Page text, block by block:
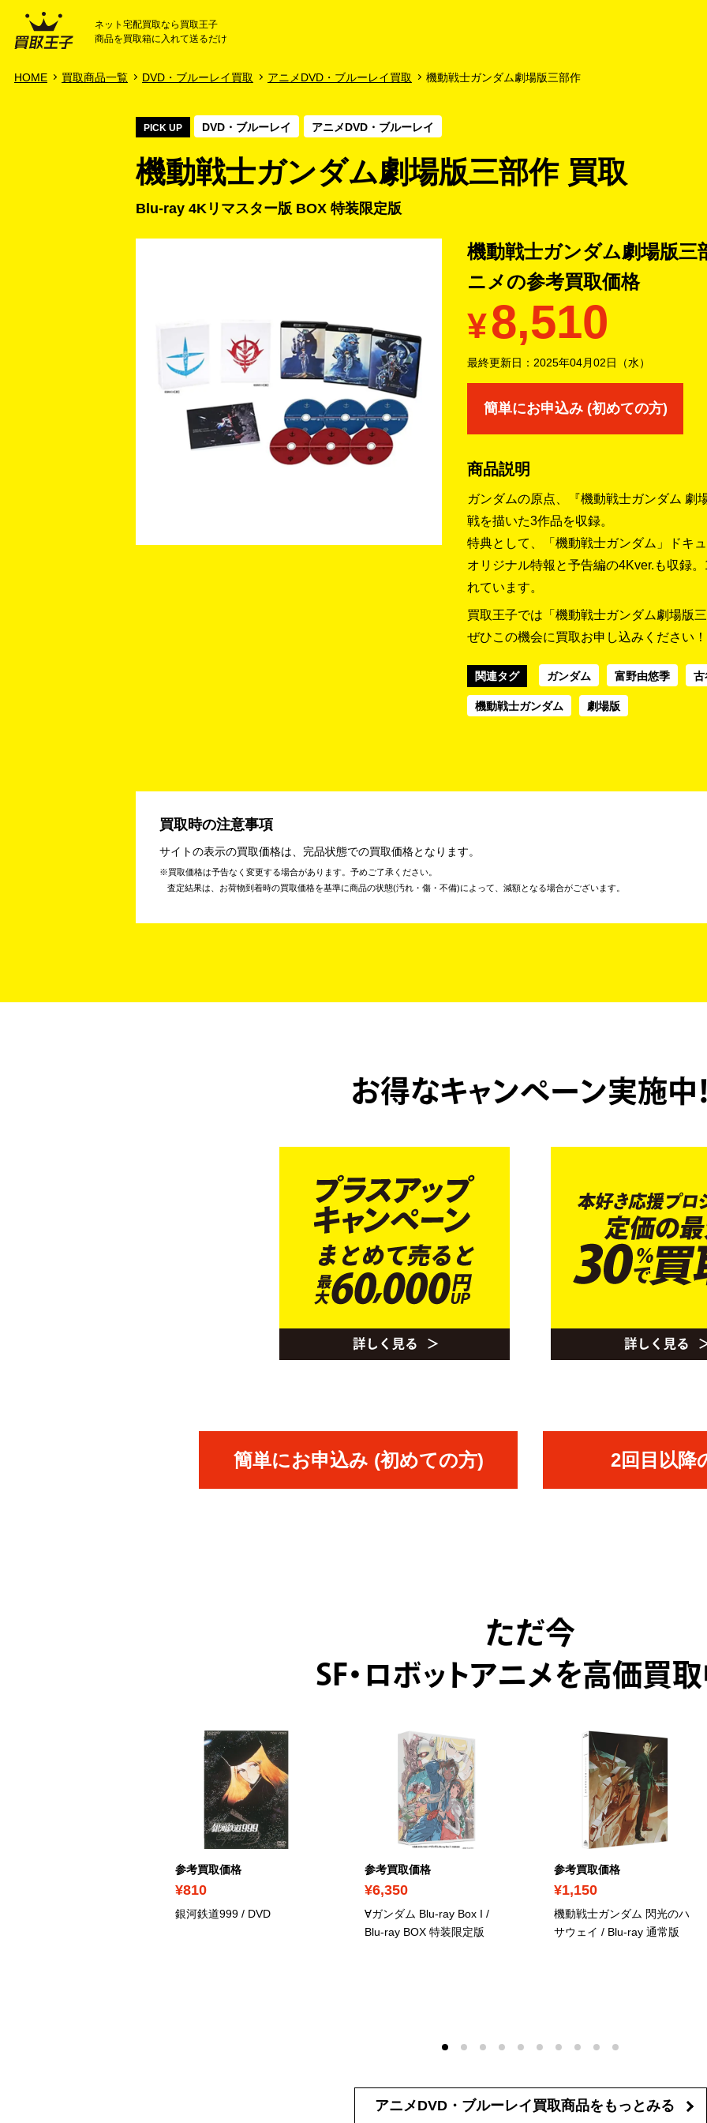
HOME
ネット宅配買取なら買取王子
商品を買取箱に入れて送るだけ
HOME 買取商品一覧 DVD・ブルーレイ買取 アニメDVD・ブルーレイ買取 機動戦士ガンダム劇場版三部作
PICK UP DVD・ブルーレイ アニメDVD・ブルーレイ
機動戦士ガンダム劇場版三部作 買取
Blu-ray 4Kリマスター版 BOX 特装限定版
機動戦士ガンダム劇場版
ニメの参考買取価格
¥8,510
最終更新日： 2025年04月02日（水）
簡単にお申込み (初めての方)
商品説明
ガンダムの原点、『機動戦士ガンダム 劇
戦を描いた3作品を収録。
特典として、「機動戦士ガンダム」ドキ
オリジナル特報と予告編の4Kver.も収録
れています。
買取王子では「機動戦士ガンダム劇場版
ぜひこの機会に買取お申し込みください！
関連タグ ガンダム 富野由悠季 古
機動戦士ガンダム 劇場版
買取時の注意事項
サイトの表示の買取価格は、完品状態での買取価格となります。
買取価格は予告なく変更する場合があります。予めご了承ください。
査定結果は、お荷物到着時の買取価格を基準に商品の状態(汚れ・傷・不備)によって、減額となる場合がございます。
お得なキャンペーン実施中
簡単にお申込み (初めての方) 2回目以降
ただ今
SF・ロボットアニメを高価買取
参考買取価格
¥810
銀河鉄道999 / DVD
参考買取価格
¥6,350
∀ガンダム Blu-ray Box I /
Blu-ray BOX 特装限定版
参考買取価格
¥1,150
機動戦士ガンダム 閃光のハ
サウェイ / Blu-ray 通常版
アニメDVD・ブルーレイ買取商品を もっとみる